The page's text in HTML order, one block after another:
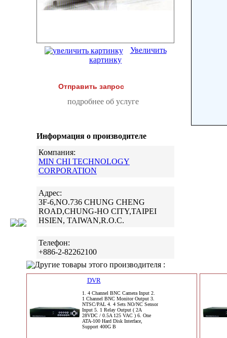
Увеличить
картинку
Отправить запрос
подробнее об услуге
Информация о производителе
Компания:
MIN CHI TECHNOLOGY
CORPORATION
Адрес:
3F-6,NO.736 CHUNG CHENG
ROAD,CHUNG-HO CITY,TAIPEI
HSIEN, TAIWAN,R.O.C.
Телефон:
+886-2-82262100
Другие товары этого производителя :
DVR
1. 4 Channel BNC Camera Input 2.
1 Channel BNC Monitor Output 3.
NTSC/PAL 4. 4 Sets NO/NC Sensor
Input 5. 1 Relay Output ( 2A
28VDC / 0.5A 125 VAC ) 6. One
ATA-100 Hard Disk Interface,
Support 400G B